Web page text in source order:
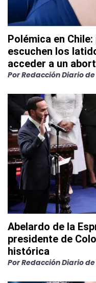
Polémica en
escuchen los
acceder a un
PorRedacción Diario
Abelardo de la
presidente de
histórica
PorRedacción Diario